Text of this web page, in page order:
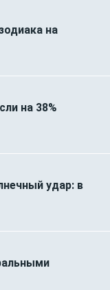
на
на 38%
удар: в